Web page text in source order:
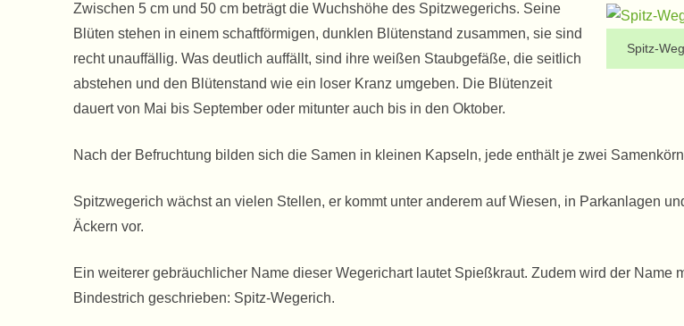
Spitz-
Zwischen 5 cm und 50 cm beträgt die Wuchshöhe des Spitzwegerichs. Seine
Blüten stehen in einem schaftförmigen, dunklen Blütenstand zusammen, sie sind
recht unauffällig. Was deutlich auffällt, sind ihre weißen Staubgefäße, die seitlich
abstehen und den Blütenstand wie ein loser Kranz umgeben. Die Blütenzeit
dauert von Mai bis September oder mitunter auch bis in den Oktober.
Nach der Befruchtung bilden sich die Samen in kleinen Kapseln, jede enthält je zwei
Spitzwegerich wächst an vielen Stellen, er kommt unter anderem auf Wiesen, in Parkanlagen
Äckern vor.
Ein weiterer gebräuchlicher Name dieser Wegerichart lautet Spießkraut. Zudem wird der Name
Bindestrich geschrieben: Spitz-Wegerich.